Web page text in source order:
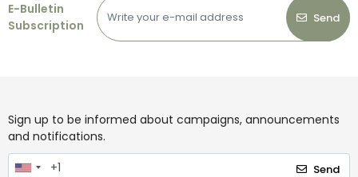
E-Bulletin
Subscription
Send
Sign up to be informed about campaigns, announcements
and notifications.
Send